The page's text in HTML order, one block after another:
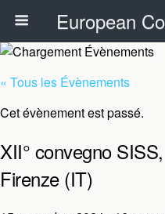
« Tous les Évènements
Cet évènement est passé.
XII° convegno
Firenze (IT)